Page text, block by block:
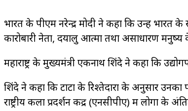
भारत के पीएम नरेन्द्र मोदी ने कहा कि उन्हें
कारोबारी नेता, दयालु आत्मा तथा असाधारण
महाराष्ट्र के मुख्यमंत्री एकनाथ शिंदे ने कहा कि
शिंदे ने कहा कि टाटा के रिश्तेदारों के अनुसार
राष्ट्रीय कला प्रदर्शन केंद्र (एनसीपीए) में लोगों के